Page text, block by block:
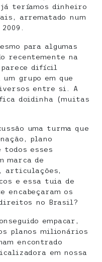
já teríamos dinheiro
arrematado num
para algumas
recentemente na
difícil
grupo em que
entre si. A
doidinha (muitas
uma turma que
plano
esses
marca de
articulações,
e essa tuia de
encabeçaram os
no Brasil?
empacar,
planos milionários
encontrado
em nossa